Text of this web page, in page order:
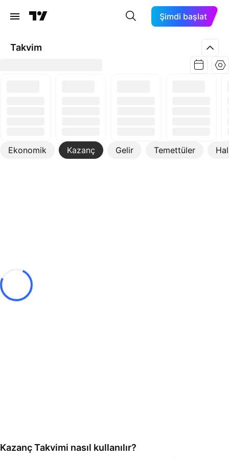
Şimdi başlat
Takvim
Ekonomik Kazanç Gelir Temettüler
Daha Fazla
Kazanç Takvimi nasıl kullanılır?